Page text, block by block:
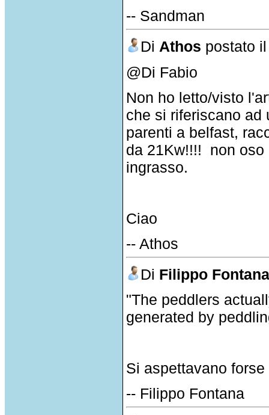
-- Sandman
Di Athos postato
@Di Fabio
Non ho letto/visto
che si riferiscano ad
parenti a belfast,
da 21Kw!!!! non oso
ingrasso.
Ciao
-- Athos
Di Filippo
"The peddlers
generated by
Si aspettavano
-- Filippo Fontana